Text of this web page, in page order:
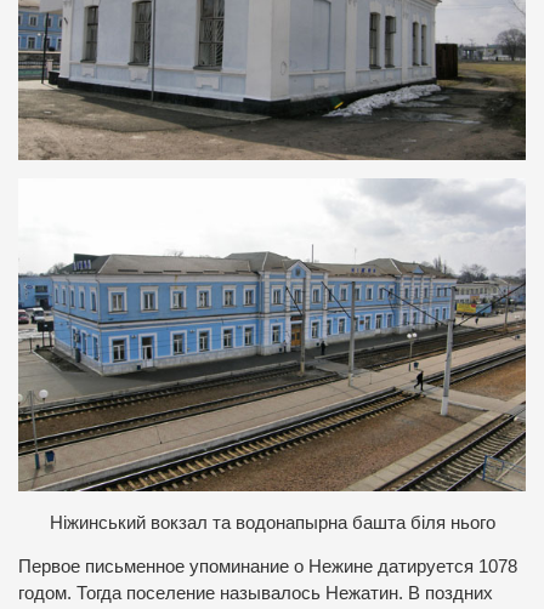
Ніжинський вокзал та водонапырна башта біля нього
Первое письменное упоминание о Нежине датируется 1078
годом. Тогда поселение называлось Нежатин. В поздних